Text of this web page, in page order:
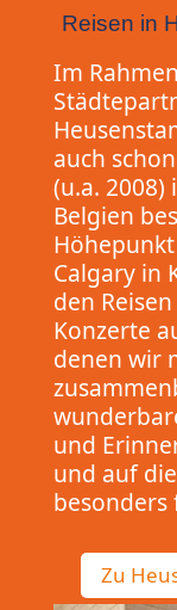
Reisen in
Im
auch
(u.a.
Belgien
Calgary in
den
Konzerte
denen wir
und
und auf
besonders
Zu